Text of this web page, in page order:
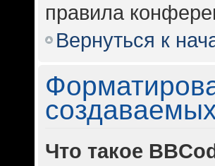
правила
Вернуться к
Что такое